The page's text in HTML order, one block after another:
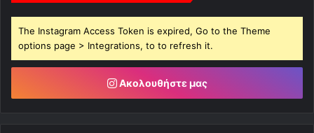
The Instagram Access Token is expired, Go to the Theme
options page > Integrations, to to refresh it.
Ακολουθήστε μας